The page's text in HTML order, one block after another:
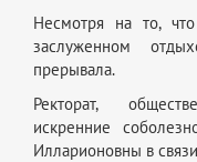
Несмотря на то,
заслуженном
прерывала.
Ректорат,
искренние
Илларионовны в